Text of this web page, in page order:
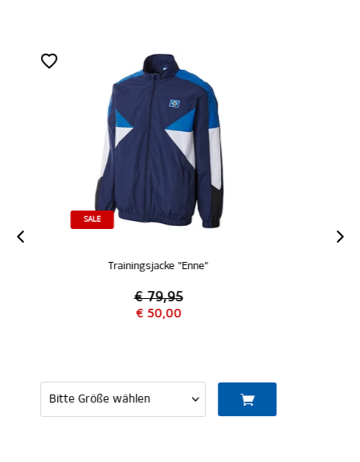
SC Trainingsjacke "schwarz"
MITGLIED WERDEN